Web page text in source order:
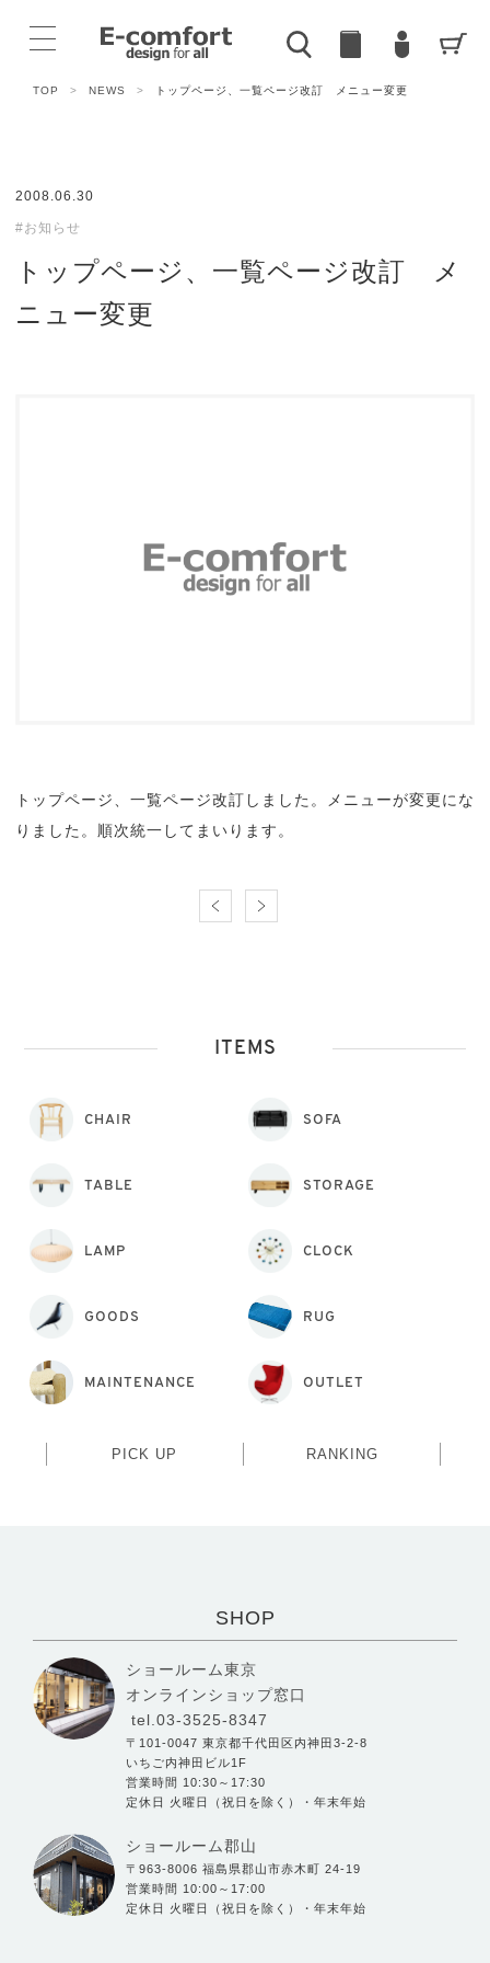
TOP > NEWS > トップページ、一覧ページ改訂 メニュー変更
2008.06.30
#お知らせ
トップページ、一覧ページ改訂 メ
ニュー変更
トップページ、一覧ページ改訂しました。メニューが変更にな
りました。順次統一してまいります。
ITEMS
CHAIR SOFA
TABLE STORAGE
LAMP CLOCK
GOODS RUG
MAINTENANCE OUTLET
PICK UP RANKING
SHOP
ショールーム東京
オンラインショップ窓口
tel.03-3525-8347
〒101-0047 東京都千代田区内神田3-2-8
いちご内神田ビル1F
営業時間 10:30～17:30
定休日 火曜日（祝日を除く）・年末年始
ショールーム郡山
〒963-8006 福島県郡山市赤木町 24-19
営業時間 10:00～17:00
定休日 火曜日（祝日を除く）・年末年始